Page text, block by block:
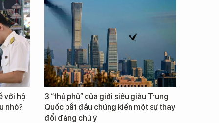
với hộ
nhỏ?
3 “thủ phủ” của giới siêu giàu Trung
Quốc bắt đầu chứng kiến một sự thay
đổi đáng chú ý